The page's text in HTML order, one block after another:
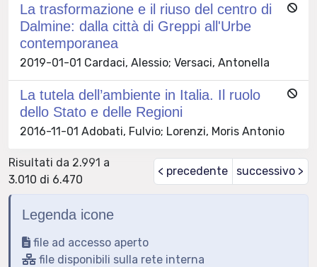
La trasformazione e il riuso del centro di
Dalmine: dalla città di Greppi all'Urbe
contemporanea
2019-01-01 Cardaci, Alessio; Versaci, Antonella
La tutela dell’ambiente in Italia. Il ruolo
dello Stato e delle Regioni
2016-11-01 Adobati, Fulvio; Lorenzi, Moris Antonio
Risultati da 2.991 a
3.010 di 6.470
< precedente successivo >
Legenda icone
file ad accesso aperto
file disponibili sulla rete interna